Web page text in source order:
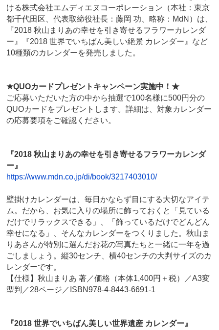
ける株式会社エムディエヌコーポレーション（本社：東京
都千代田区、代表取締役社長：藤岡 功、略称：MdN）は、
『2018 秋山まりあの幸せを引き寄せるフラワーカレンダ
ー』『2018 世界でいちばん美しい絶景 カレンダー』など
10種類のカレンダーを発売しました。
★QUOカードプレゼントキャンペーン実施中！★
ご応募いただいた方の中から抽選で100名様に500円分の
QUOカードをプレゼントします。詳細は、対象カレンダー
の応募要項をご確認ください。
『2018 秋山まりあの幸せを引き寄せるフラワーカレンダ
ー』
https://www.mdn.co.jp/di/book/3217403010/
壁掛けカレンダーは、毎日かならず目にする大切なアイテ
ム。だから、お気に入りの場所に飾っておくと「見ている
だけでリラックスできる」、「飾っているだけでどんどん
幸せになる」、そんなカレンダーをつくりました。秋山ま
りあさんが特別に選んだお花の写真たちと一緒に一年を過
ごしましょう。縦30センチ、横40センチの大判サイズのカ
レンダーです。
【仕様】秋山まりあ 著／価格（本体1,400円＋税）／A3変
型判／28ページ／ISBN978-4-8443-6691-1
『2018 世界でいちばん美しい世界遺産 カレンダー』